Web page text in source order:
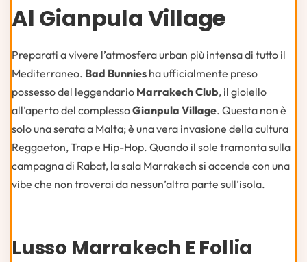
Al Gianpula Village
Preparati a vivere l’atmosfera urban più intensa di tutto il
Mediterraneo. Bad Bunnies ha ufficialmente preso
possesso del leggendario Marrakech Club, il gioiello
all’aperto del complessoGianpula Village. Questa non è
solo una serata a Malta; è una vera invasione della cultura
Reggaeton, Trap e Hip-Hop. Quando il sole tramonta sulla
campagna di Rabat, la sala Marrakech si accende con una
vibe che non troverai da nessun’altra parte sull’isola.
Lusso Marrakech E Follia